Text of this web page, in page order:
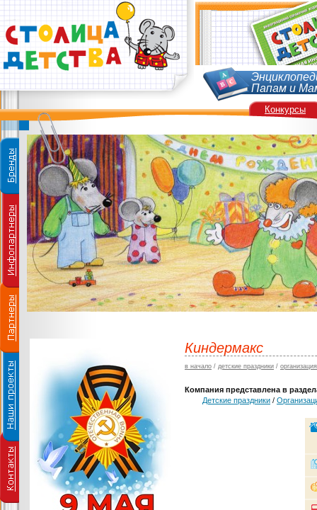
Папам и
Киндермакс
в начало / детские праздники /
Компания представлена в
Детские праздники /
Конкурсы